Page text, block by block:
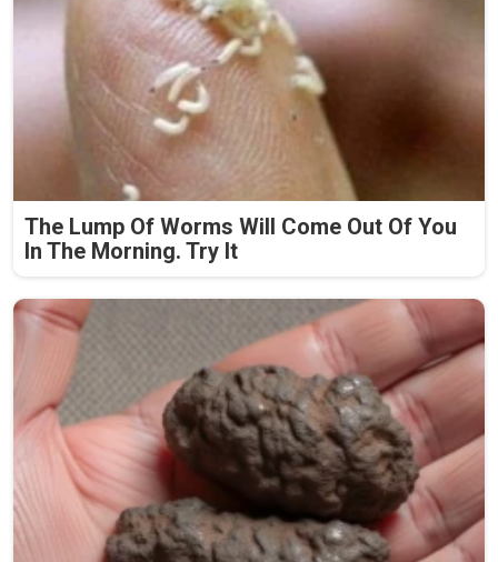
The Lump Of Worms Will Come Out Of You
In The Morning. Try It